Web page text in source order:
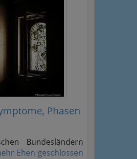
Phasen
Bundesländern
Ehen geschlossen